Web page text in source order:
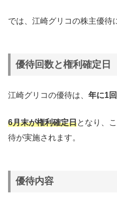
では、江崎グリコの株主優待
優待回数と権利確定日
江崎グリコの優待は、 年に1回
6月末が権利確定日となり、
待が実施されます。
優待内容